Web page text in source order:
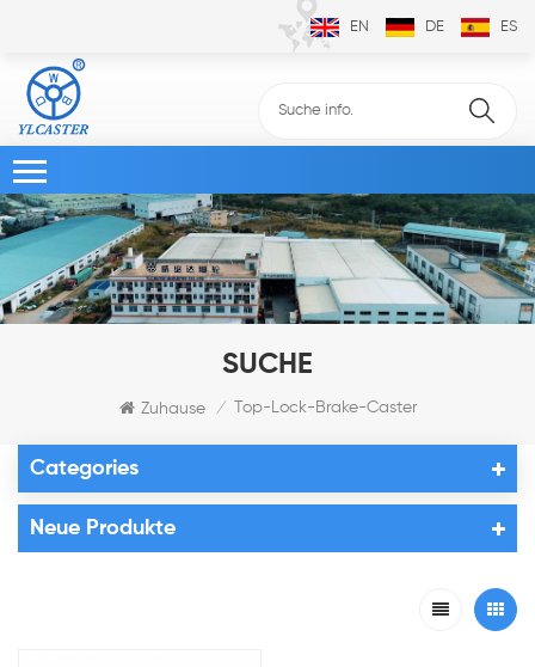
EN DE ES
SUCHE
Zuhause / Top-Lock-Brake-Caster
Categories
Neue Produkte